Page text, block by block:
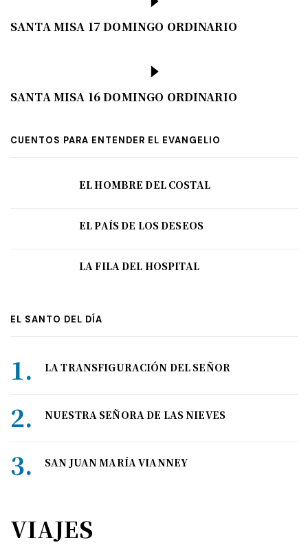
SANTA MISA 17 DOMINGO ORDINARIO
SANTA MISA 16 DOMINGO ORDINARIO
CUENTOS PARA ENTENDER EL EVANGELIO
EL HOMBRE DEL COSTAL
EL PAÍS DE LOS DESEOS
LA FILA DEL HOSPITAL
EL SANTO DEL DÍA
LA TRANSFIGURACIÓN DEL SEÑOR
NUESTRA SEÑORA DE LAS NIEVES
SAN JUAN MARÍA VIANNEY
VIAJES